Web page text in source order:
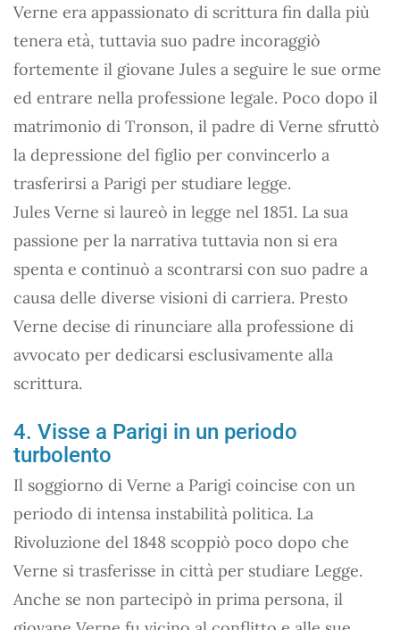
Verne era appassionato di scrittura fin dalla più
tenera età, tuttavia suo padre incoraggiò
fortemente il giovane Jules a seguire le sue orme
ed entrare nella professione legale. Poco dopo il
matrimonio di Tronson, il padre di Verne sfruttò
la depressione del figlio per convincerlo a
trasferirsi a Parigi per studiare legge.
Jules Verne si laureò in legge nel 1851. La sua
passione per la narrativa tuttavia non si era
spenta e continuò a scontrarsi con suo padre a
causa delle diverse visioni di carriera. Presto
Verne decise di rinunciare alla professione di
avvocato per dedicarsi esclusivamente alla
scrittura.
4. Visse a Parigi in un periodo
turbolento
Il soggiorno di Verne a Parigi coincise con un
periodo di intensa instabilità politica. La
Rivoluzione del 1848 scoppiò poco dopo che
Verne si trasferisse in città per studiare Legge.
Anche se non partecipò in prima persona, il